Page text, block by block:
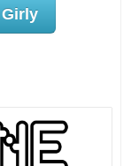
Girly